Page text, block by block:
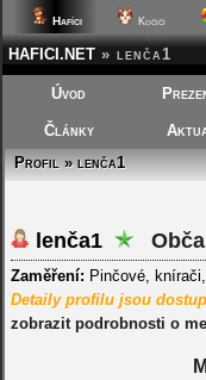
Hafíci Kočičí
HAFICI.NET » lenča1
Úvod
Články
Profil » lenča1
lenča1
Zaměření: Pinčové,
Detaily profilu jsou
zobrazit podrobnosti o